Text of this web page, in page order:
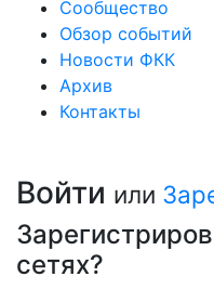
Сообщество
Обзор событий
Новости ФКК
Архив
Контакты
Войти или
сетях?